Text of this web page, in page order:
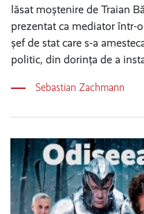
lăsat moștenire de Traian
prezentat ca mediator într-
șef de stat care s-a
politic, din dorința de a
Sebastian Zachmann